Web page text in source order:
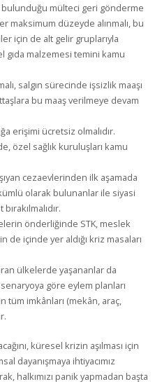
bulunduğu mülteci geri gönderme
düzeyde alınmalı, bu
için de alt gelir gruplarıyla
malzemesi temini kamu
salgın sürecinde işsizlik maaşı
bu maaş verilmeye devam
erişimi ücretsiz olmalıdır.
özel sağlık kuruluşları kamu
cezaevlerinden ilk aşamada
olarak bulunanlar ile siyasi
önderliğinde STK, meslek
de içinde yer aldığı kriz masaları
ülkelerde yaşananlar da
göre eylem planları
tüm imkânları (mekân, araç,
küresel krizin aşılması için
dayanışmaya ihtiyacımız
halkımızı panik yapmadan başta